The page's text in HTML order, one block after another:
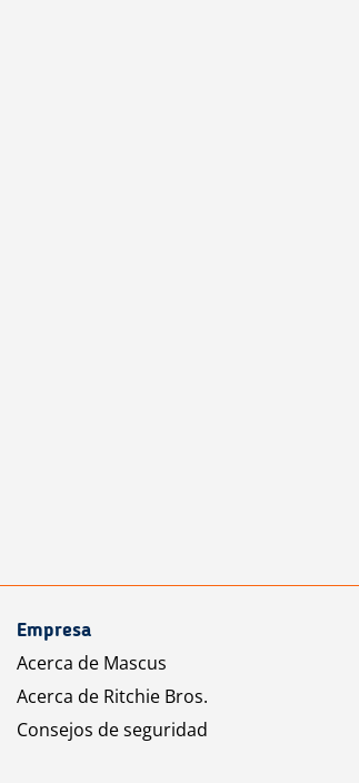
Empresa
Acerca de Mascus
Acerca de Ritchie Bros.
Consejos de seguridad